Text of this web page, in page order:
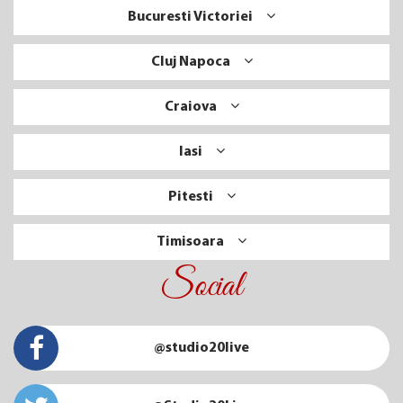
Bucuresti Victoriei
Cluj Napoca
Craiova
Iasi
Pitesti
Timisoara
Social
@studio20live